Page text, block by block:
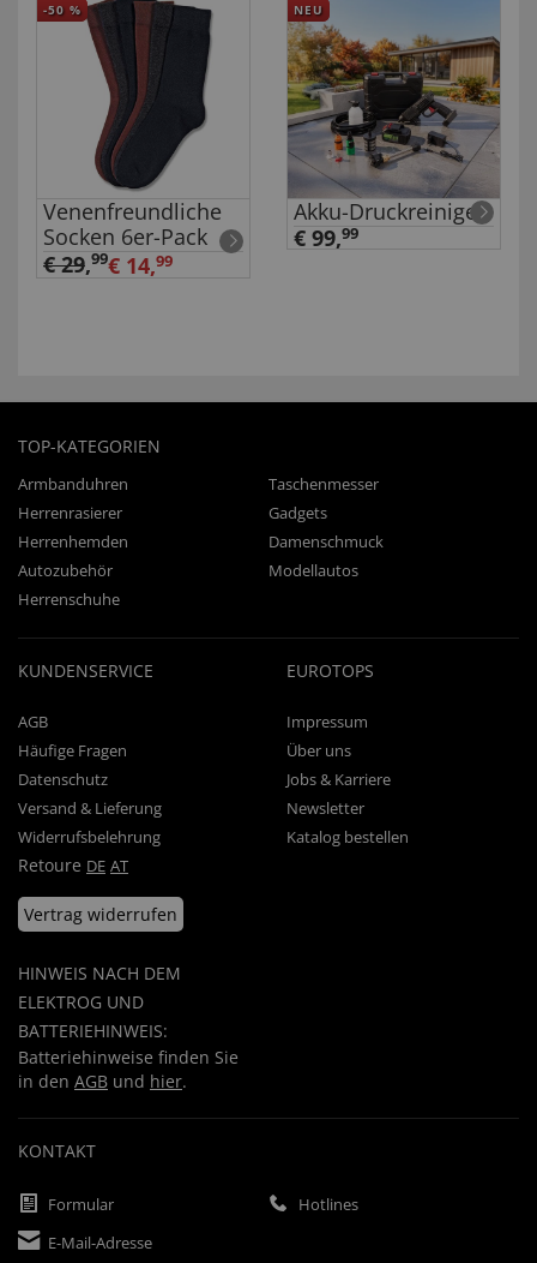
-50 %
Venenfreundliche
Socken 6er-Pack
€ 29,99€ 14,99
NEU
Akku-Druckreiniger
€ 99,99
TOP-KATEGORIEN
Armbanduhren
Taschenmesser
Herrenrasierer
Gadgets
Herrenhemden
Damenschmuck
Autozubehör
Modellautos
Herrenschuhe
KUNDENSERVICE
AGB
Häufige Fragen
Datenschutz
Versand & Lieferung
Widerrufsbelehrung
Retoure DE AT
Vertrag widerrufen
HINWEIS NACH DEM
ELEKTROG UND
BATTERIEHINWEIS:
Batteriehinweise finden Sie
in den AGB und hier.
EUROTOPS
Impressum
Über uns
Jobs & Karriere
Newsletter
Katalog bestellen
KONTAKT
Formular
Hotlines
E-Mail-Adresse